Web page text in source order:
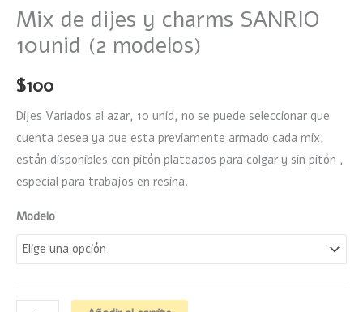
Mix de dijes y charms SANRIO
10unid (2 modelos)
$100
Dijes Variados al azar, 10 unid, no se puede seleccionar que
cuenta desea ya que esta previamente armado cada mix,
están disponibles con pitón plateados para colgar y sin pitón ,
especial para trabajos en resina.
Modelo